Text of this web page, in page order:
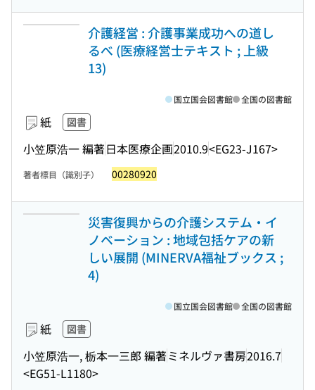
介護経営 : 介護事業成功への道し
るべ (医療経営士テキスト ; 上級
13)
紙 図書
小笠原浩一 編著日本医療企画2010.9<EG23-J167>
国立国会図書館 全国の図書館
著者標目（識別子） 00280920
災害復興からの介護システム・イ
ノベーション : 地域包括ケアの新
しい展開 (MINERVA福祉ブックス ;
4)
紙 図書
小笠原浩一, 栃本一三郎 編著ミネルヴァ書房2016.7
<EG51-L1180>
国立国会図書館 全国の図書館